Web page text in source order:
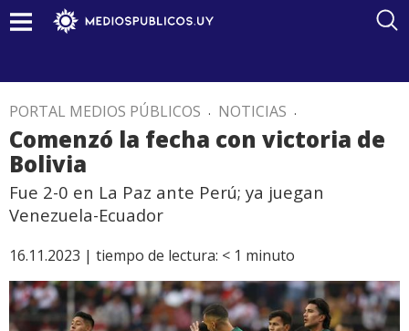
PORTAL MEDIOS PÚBLICOS . NOTICIAS .
Comenzó la fecha con victoria de
Bolivia
Fue 2-0 en La Paz ante Perú; ya juegan
Venezuela-Ecuador
16.11.2023 | tiempo de lectura: < 1 minuto